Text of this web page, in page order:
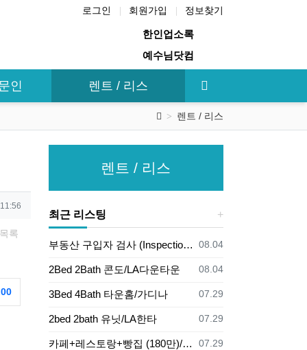
로그인 회원가입 정보찾기
한인업소록
예수님닷컴
인 렌트 / 리스
렌트 / 리스
목록
렌트 / 리스
최근 리스팅
등록일
08.04
부동산 구입자 검사 (Inspection)의무
등록일
08.04
2Bed 2Bath 콘도/LA다운타운
등록일
07.29
3Bed 4Bath 타운홈/가디나
등록일
07.29
2bed 2bath 유닛/LA한타
등록일
07.29
카페+레스토랑+빵집 (180만)/LA